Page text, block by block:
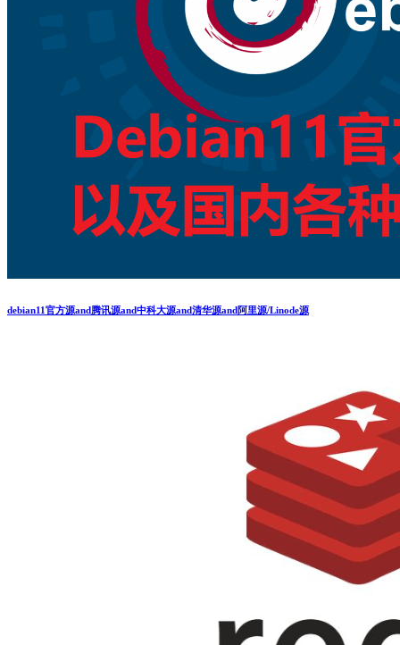
debian11官方源and腾讯源and中科大源and清华源and阿里源/Linode源